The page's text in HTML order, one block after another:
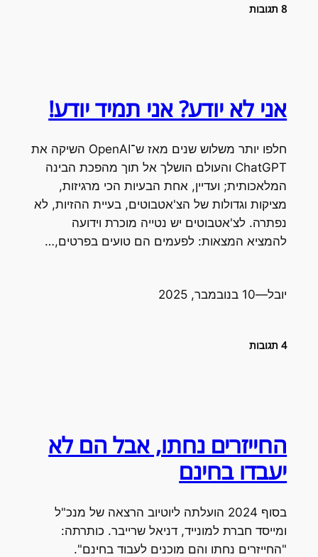
8 תגובות
אני לא יודע? אני תמיד יודע!
חלפו יותר משלוש שנים מאז ש־OpenAI השיקה את
ChatGPT והעולם הושלך אל תוך מהפכת הבינה
המלאכותית; ועדיין, אחת הבעיות הכי מרגיזות,
מציקות וגדולות של הצ'אטבוטים, בעיית ההזיות, לא
נפתרה. לצ'אטבוטים יש נטייה מוכרת וידועה
להמציא המצאות: לפעמים הם טועים בפרטים,…
יובל—10 בנובמבר, 2025
4 תגובות
החייזרים נחתו, אבל הם לא
יעבדו בחינם
בסוף 2024 הועלתה ליוטיוב הרצאה של מנכ"ל
ומייסד חברת למונייד, דניאל שרייבר. כותרתה:
"החייזרים נחתו והם מוכנים לעבוד בחינם".